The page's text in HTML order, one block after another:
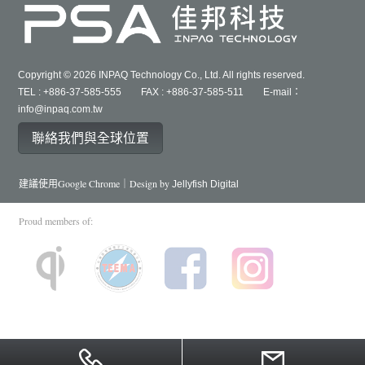
Copyright © 2026 INPAQ Technology Co., Ltd. All rights reserved.
TEL : +886-37-585-555 FAX : +886-37-585-511 E-mail：
info@inpaq.com.tw
聯絡我們與全球位置
建議使用Google Chrome｜Design byJellyfish Digital
Proud members of: